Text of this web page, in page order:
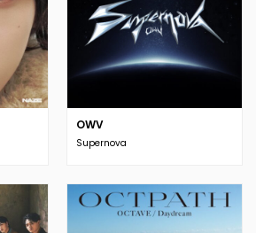
OWV
Supernova